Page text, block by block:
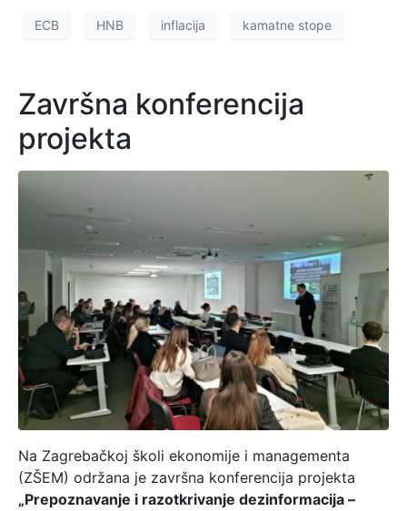
ECB HNB inflacija kamatne stope
Završna konferencija
projekta
Na Zagrebačkoj školi ekonomije i managementa
(ZŠEM) održana je završna konferencija projekta
„Prepoznavanje i razotkrivanje dezinformacija –